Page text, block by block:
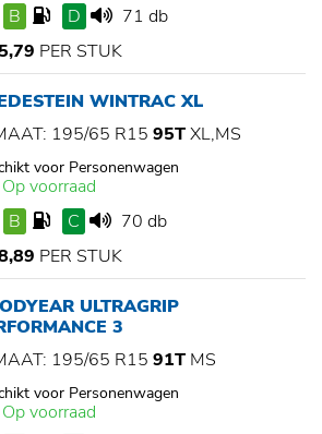
B
D
71 db
PER STUK
WINTRAC XL
195/65 R15 95TXL,MS
voor Personenwagen
Op voorraad
B
C
70 db
PER STUK
ULTRAGRIP
3
195/65 R15 91T MS
voor Personenwagen
Op voorraad